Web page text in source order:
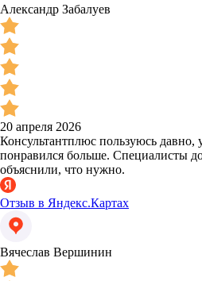
Александр Забалуев
20 апреля 2026
Консультантплюс пользуюсь давно,
понравился больше. Специалисты
объяснили, что нужно.
Отзыв в Яндекс.Картах
Вячеслав Вершинин